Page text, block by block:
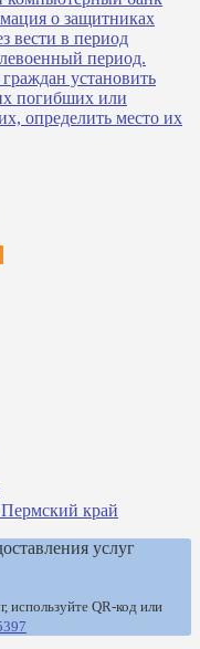
край
услуг
используйте QR-код или